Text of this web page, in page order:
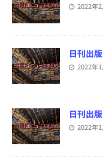
2022年
日刊出
2022年
日刊出
2022年